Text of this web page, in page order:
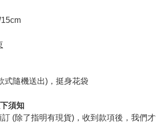
式隨機送出)，挺身花袋
須知
(除了指明有現貨)，收到款項後，我們